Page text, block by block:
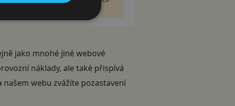
jako mnohé jiné webové
náklady, ale také přispívá
webu zvážíte pozastavení